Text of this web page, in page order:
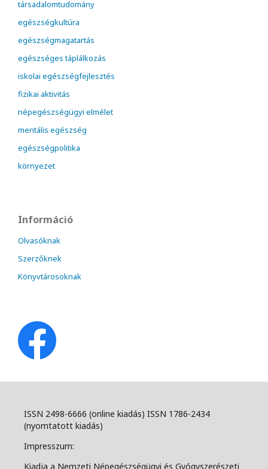
társadalomtudomány
egészségkultúra
egészségmagatartás
egészséges táplálkozás
iskolai egészségfejlesztés
fizikai aktivitás
népegészségügyi elmélet
mentális egészség
egészségpolitika
környezet
Információ
Olvasóknak
Szerzőknek
Könyvtárosoknak
ISSN 2498-6666 (online kiadás) ISSN 1786-2434
(nyomtatott kiadás)
Impresszum:
Kiadja a Nemzeti Népegészségügyi és Gyógyszerészeti